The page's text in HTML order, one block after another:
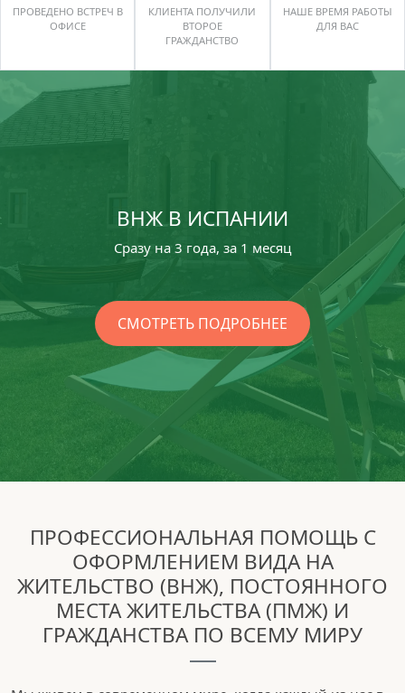
ПРОВЕДЕНО ВСТРЕЧ В
ОФИСЕ
КЛИЕНТА ПОЛУЧИЛИ
ВТОРОЕ
ГРАЖДАНСТВО
НАШЕ ВРЕМЯ РАБОТЫ
ДЛЯ ВАС
ВНЖ В ИСПАНИИ
Сразу на 3 года, за 1 месяц
СМОТРЕТЬ ПОДРОБНЕЕ
ПРОФЕССИОНАЛЬНАЯ ПОМОЩЬ С
ОФОРМЛЕНИЕМ ВИДА НА
ЖИТЕЛЬСТВО (ВНЖ), ПОСТОЯННОГО
МЕСТА ЖИТЕЛЬСТВА (ПМЖ) И
ГРАЖДАНСТВА ПО ВСЕМУ МИРУ